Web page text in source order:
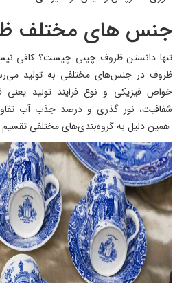
جنس های مختلف
تنها دانستن ظروف چینی چیست؟ کافی
ظروف در جنس‌های مختلفی به تولید
خواص فیزیکی و نوع فرایند تولید یعنی
شفافیت، نور گذری و درصد جذب آب
همین دلیل به گروه‌بندی‌های مختلفی